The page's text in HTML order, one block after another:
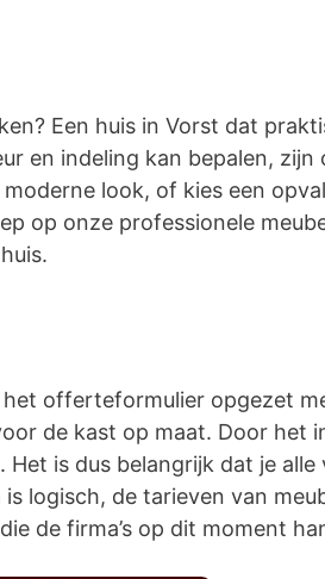
Een huis in Vorst dat
en indeling kan bepalen, zijn
look, of kies een
op onze professionele
offerteformulier opgezet
de kast op maat. Door het
is dus belangrijk dat je alle
logisch, de tarieven van
de firma’s op dit moment